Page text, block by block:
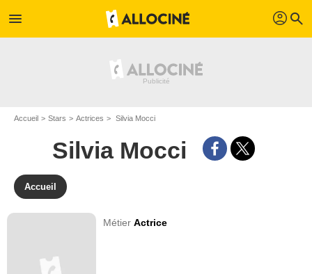
menu profil search
Accueil Stars Actrices Silvia Mocci
Silvia Mocci
Accueil
MétierActrice